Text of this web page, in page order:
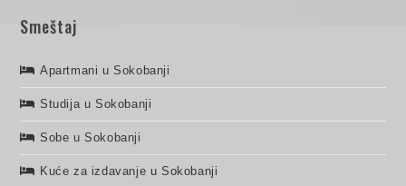
Smeštaj
Apartmani u Sokobanji
Studija u Sokobanji
Sobe u Sokobanji
Kuće za izdavanje u Sokobanji